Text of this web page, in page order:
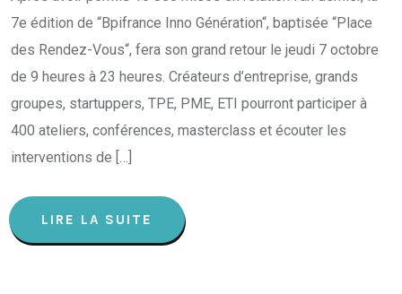
7e édition de “Bpifrance Inno Génération“, baptisée “Place
des Rendez-Vous“, fera son grand retour le jeudi 7 octobre
de 9 heures à 23 heures. Créateurs d’entreprise, grands
groupes, startuppers, TPE, PME, ETI pourront participer à
400 ateliers, conférences, masterclass et écouter les
interventions de […]
LIRE LA SUITE